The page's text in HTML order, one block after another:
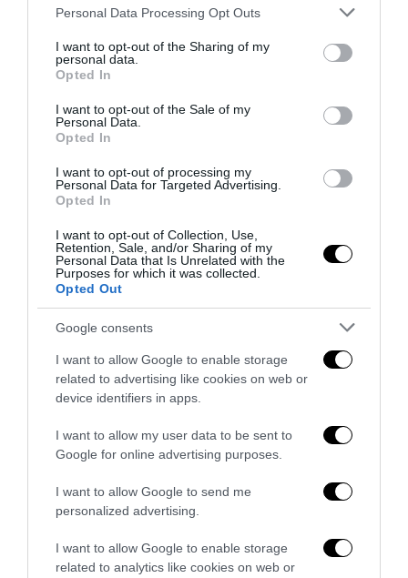
Please note that this website/app uses one or more Google
not limited to your visit or usage behaviour. You may click to
grant or deny consent to Google and its third-party tags to
use your data for below specified purposes in below Google
consent section.
Personal Data Processing Opt Outs
I want to opt-out of the Sharing of my
personal data.
Opted In
I want to opt-out of the Sale of my
Personal Data.
Opted In
I want to opt-out of processing my
Personal Data for Targeted Advertising.
Opted In
I want to opt-out of Collection, Use,
Retention, Sale, and/or Sharing of my
Personal Data that Is Unrelated with the
Purposes for which it was collected.
Opted Out
Google consents
I want to allow Google to enable storage
related to advertising like cookies on web or
device identifiers in apps.
I want to allow my user data to be sent to
Google for online advertising purposes.
I want to allow Google to send me
personalized advertising.
I want to allow Google to enable storage
related to analytics like cookies on web or
La Camera boccia il patentino antifascista per parlare a
Montecitorio: palo clamoroso del Pd
5 Agosto 2026
La sinistra è così serva delle toghe da odiare persino il
ricordo di Enzo...
5 Agosto 2026